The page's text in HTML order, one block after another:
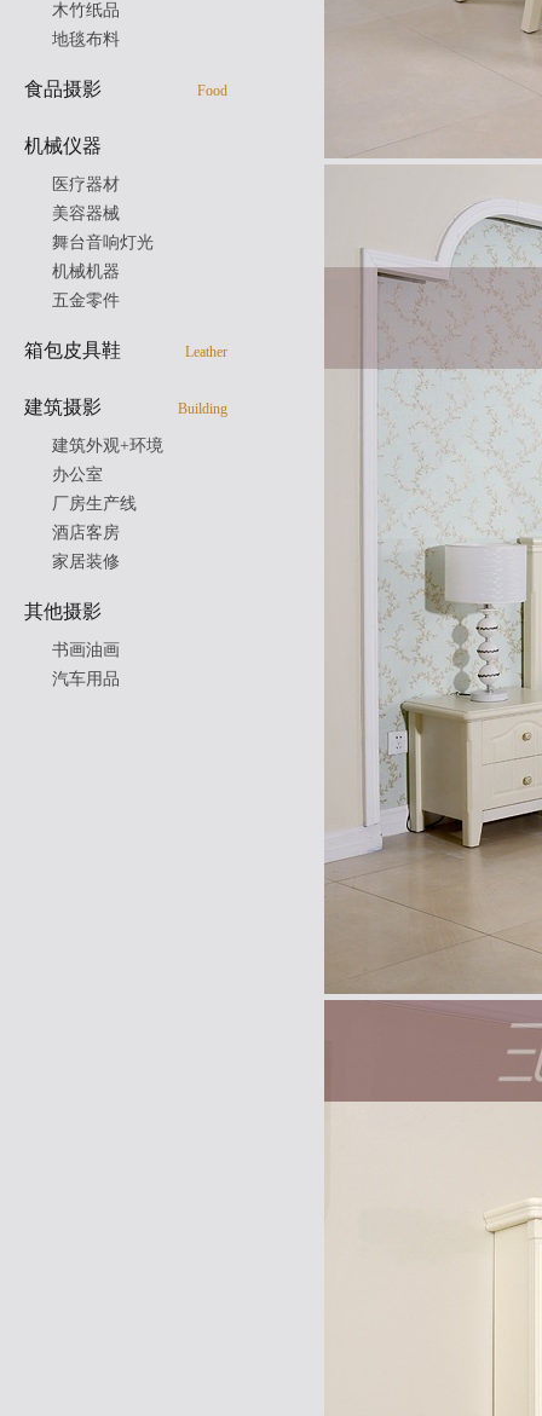
木竹纸品
地毯布料
食品摄影 Food
机械仪器
医疗器材
美容器械
舞台音响灯光
机械机器
五金零件
箱包皮具鞋 Leather
建筑摄影 Building
建筑外观+环境
办公室
厂房生产线
酒店客房
家居装修
其他摄影
书画油画
汽车用品